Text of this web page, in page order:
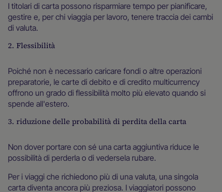
I titolari di carta possono risparmiare tempo per pianificare,
gestire e, per chi viaggia per lavoro, tenere traccia dei cambi
di valuta.
2. Flessibilità
Poiché non è necessario caricare fondi o altre operazioni
preparatorie, le carte di debito e di credito multicurrency
offrono un grado di flessibilità molto più elevato quando si
spende all'estero.
3. riduzione delle probabilità di perdita della carta
Non dover portare con sé una carta aggiuntiva riduce le
possibilità di perderla o di vedersela rubare.
Per i viaggi che richiedono più di una valuta, una singola
carta diventa ancora più preziosa. I viaggiatori possono